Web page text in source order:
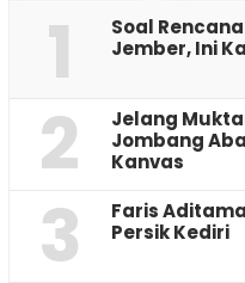
1
‎Soal
Jember, Ini
2
Jelang
Jombang
Kanvas
3
Faris
Persik Kediri